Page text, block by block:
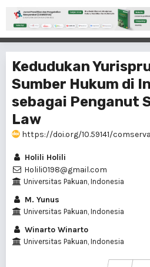
Kedudukan
Sumber Hukum di
sebagai Penganut
Law
https://doi.org/10.59141/
Holili Holili
Holili0198@gmail.com
Universitas Pakuan, Indonesia
M. Yunus
Universitas Pakuan, Indonesia
Winarto Winarto
Universitas Pakuan, Indonesia